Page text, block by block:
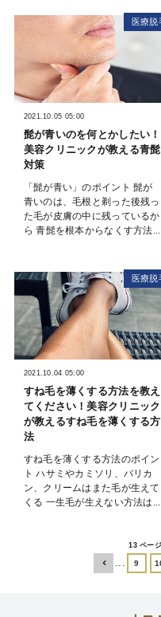
医療脱
2021.10.05 05:00
髭が青いのを何とかしたい！
美容クリニックが教える青髭
対策
「髭が青い」のポイント 髭が
青いのは、毛根と剃った後残っ
た毛が皮膚の中に残っているか
ら 青髭を根本からなくす方法...
医療脱
2021.10.04 05:00
すね毛を薄くする方法を教え
てください！美容クリニック
が教えるすね毛を薄くする方
法
すね毛を薄くする方法のポイン
ト ハサミやカミソリ、バリカ
ン、クリームはまた毛が生えて
くる 一生毛が生えない方法は...
13 ペー
... 9